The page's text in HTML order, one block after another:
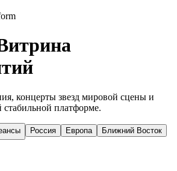
концерты звезд мировой сцены и
платформе.
Россия Европа
Ближний Восток